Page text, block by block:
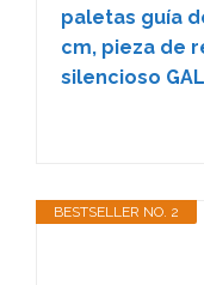
paletas guía
cm, pieza de
silencioso
BESTSELLER NO. 2